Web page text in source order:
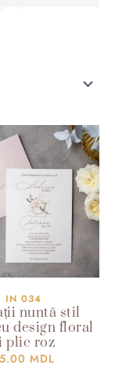
IN 034
nuntă stil
design floral
plic roz
MDL